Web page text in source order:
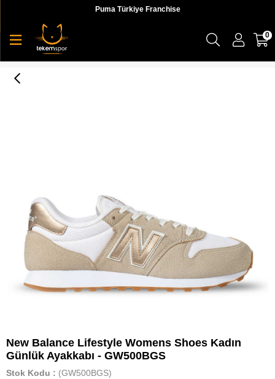
Puma Türkiye Franchise
0
New Balance Lifestyle Womens Shoes Kadın
Günlük Ayakkabı - GW500BGS
Stok Kodu
(GW500BGS)